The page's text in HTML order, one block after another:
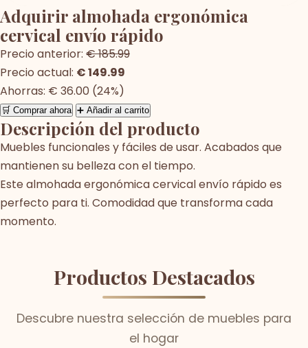
Adquirir almohada ergonómica
cervical envío rápido
Precio anterior: € 185.99
Precio actual: € 149.99
Ahorras: € 36.00 (24%)
🛒 Comprar ahora ➕ Añadir al carrito
Descripción del producto
Muebles funcionales y fáciles de usar. Acabados que
mantienen su belleza con el tiempo.
Este almohada ergonómica cervical envío rápido es
perfecto para ti. Comodidad que transforma cada
momento.
Productos Destacados
Descubre nuestra selección de muebles para
el hogar